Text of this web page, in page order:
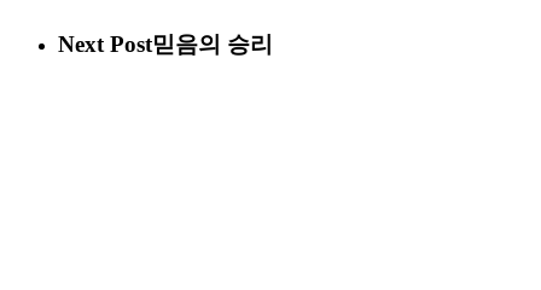
Next Post믿음의 승리